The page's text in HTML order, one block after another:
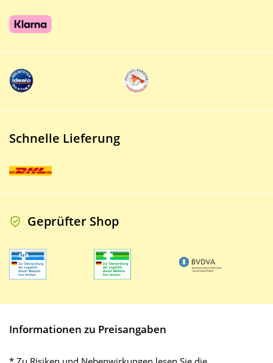
Schnelle Lieferung
Geprüfter Shop
Informationen zu Preisangaben